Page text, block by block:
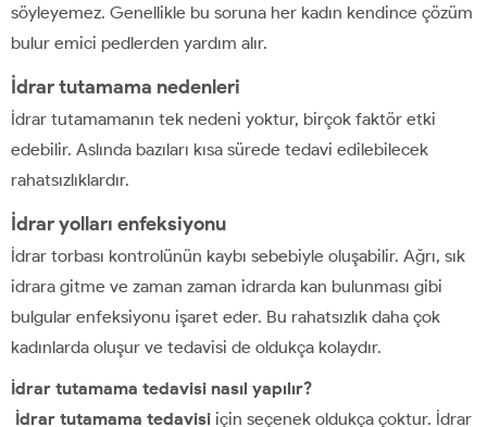
söyleyemez. Genellikle bu soruna her kadın kendince çözüm
bulur emici pedlerden yardım alır.
İdrar tutamama nedenleri
İdrar tutamamanın tek nedeni yoktur, birçok faktör etki
edebilir. Aslında bazıları kısa sürede tedavi edilebilecek
rahatsızlıklardır.
İdrar yolları enfeksiyonu
İdrar torbası kontrolünün kaybı sebebiyle oluşabilir. Ağrı, sık
idrara gitme ve zaman zaman idrarda kan bulunması gibi
bulgular enfeksiyonu işaret eder. Bu rahatsızlık daha çok
kadınlarda oluşur ve tedavisi de oldukça kolaydır.
İdrar tutamama tedavisi nasıl yapılır?
İdrar tutamama tedavisi için seçenek oldukça çoktur. İdrar